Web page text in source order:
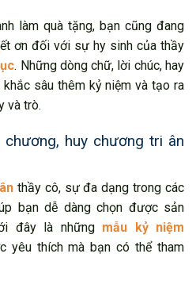
làm quà tặng, bạn cũng đang
ơn đối với sự hy sinh của thầy
. Những dòng chữ, lời chúc, hay
sâu thêm kỷ niệm và tạo ra
và trò.
huy chương tri ân
thầy cô, sự đa dạng trong các
bạn dễ dàng chọn được sản
đây là những mẫu kỷ niệm
yêu thích mà bạn có thể tham